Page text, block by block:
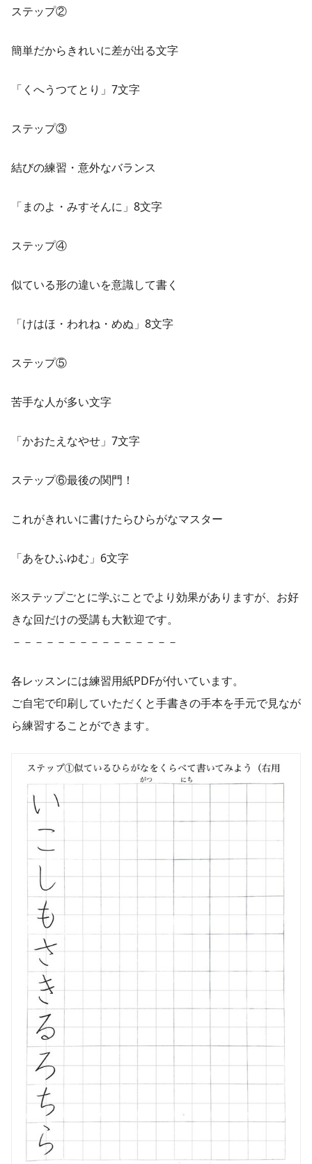
ステップ②
簡単だからきれいに差が出る文字
「くへうつてとり」7文字
ステップ③
結びの練習・意外なバランス
「まのよ・みすそんに」8文字
ステップ④
似ている形の違いを意識して書く
「けはほ・われね・めぬ」8文字
ステップ⑤
苦手な人が多い文字
「かおたえなやせ」7文字
ステップ⑥最後の関門！
これがきれいに書けたらひらがなマスター
「あをひふゆむ」6文字
※ステップごとに学ぶことでより効果がありますが、お好
きな回だけの受講も大歓迎です。
－－－－－－－－－－－－－－－
各レッスンには練習用紙PDFが付いています。
ご自宅で印刷していただくと手書きの手本を手元で見なが
ら練習することができます。